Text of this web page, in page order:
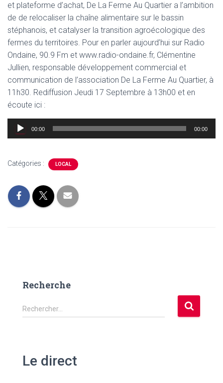
et plateforme d’achat, De La Ferme Au Quartier a l’ambition
de de relocaliser la chaîne alimentaire sur le bassin
stéphanois, et catalyser la transition agroécologique des
fermes du territoires. Pour en parler aujourd’hui sur Radio
Ondaine, 90.9 Fm et www.radio-ondaine.fr, Clémentine
Jullien, responsable développement commercial et
communication de l’association De La Ferme Au Quartier, à
11h30. Rediffusion Jeudi 17 Septembre à 13h00 et en
écoute ici :
Lecteur
audio
00:00 00:00
Catégories : LOCAL
Recherche
R
e
Rechercher…
Le direct